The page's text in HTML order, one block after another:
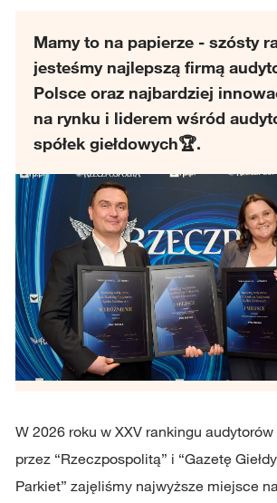
Mamy to na papierze - szósty
jesteśmy najlepszą firmą
Polsce oraz najbardziej
na rynku i liderem wśród
spółek giełdowych🏆.
W 2026 roku w XXV rankingu
przez “Rzeczpospolitą” i “Gazetę
Parkiet” zajęliśmy najwyższe miejsce